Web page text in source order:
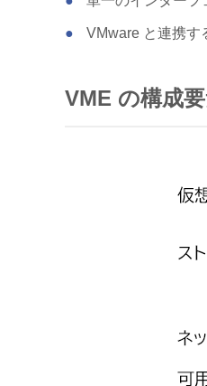
VMware と連携す
VME の構成